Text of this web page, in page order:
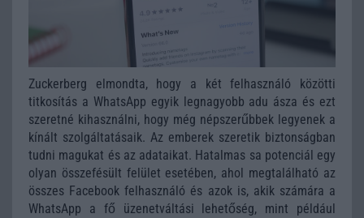
Zuckerberg elmondta, hogy a két felhasználó közötti
titkosítás a WhatsApp egyik legnagyobb adu ásza és ezt
szeretné kihasználni, hogy még népszerűbbek legyenek a
kínált szolgáltatásaik. Az emberek szeretik biztonságban
tudni magukat és az adataikat. Hatalmas sa potenciál egy
olyan összefésült felület esetében, ahol megtalálható az
összes Facebook felhasználó és azok is, akik számára a
WhatsApp a fő üzenetváltási lehetőség, mint például